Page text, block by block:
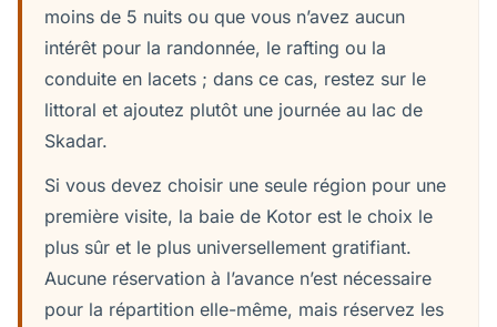
moins de 5 nuits ou que vous n’avez aucun
intérêt pour la randonnée, le rafting ou la
conduite en lacets ; dans ce cas, restez sur le
littoral et ajoutez plutôt une journée au lac de
Skadar.
Si vous devez choisir une seule région pour une
première visite, la baie de Kotor est le choix le
plus sûr et le plus universellement gratifiant.
Aucune réservation à l’avance n’est nécessaire
pour la répartition elle-même, mais réservez les